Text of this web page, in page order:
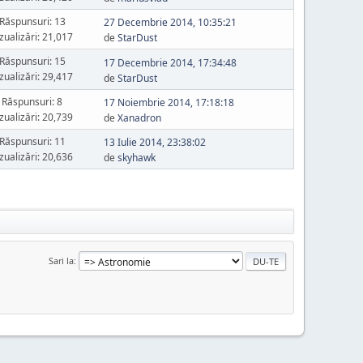
Răspunsuri: 13
21,017
27 Decembrie 2014, 10:35:21
de StarDust
Răspunsuri: 15
29,417
17 Decembrie 2014, 17:34:48
de StarDust
Răspunsuri: 8
20,739
17 Noiembrie 2014, 17:18:18
de Xanadron
Răspunsuri: 11
20,636
13 Iulie 2014, 23:38:02
de skyhawk
Sari la